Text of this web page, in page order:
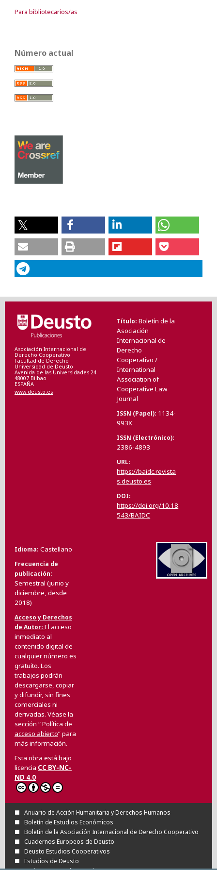
Para bibliotecarios/as
Número actual
Asociación Internacional de
Derecho Cooperativo
Facultad de Derecho
Universidad de Deusto
Avenida de las Universidades 24
48007 Bilbao
ESPAÑA
www.deusto.es
Título Boletín de la
Asociación
Internacional de
Derecho
Cooperativo /
International
Association of
Cooperative Law
Journal
ISSN (Papel) 1134-
993X
ISSN (Electrónico)
2386-4893
URL
https://baidc.revista
s.deusto.es
DOI
https://doi.org/10.18
543/BAIDC
Idioma Castellano
Frecuencia de
publicación
Semestral (junio y
diciembre, desde
2018)
Acceso y Derechos
de Autor El acceso
inmediato al
contenido digital de
cualquier número es
gratuito. Los
trabajos podrán
descargarse, copiar
y difundir, sin fines
comerciales ni
derivadas. Véase la
sección “Política de
acceso abierto” para
más información.
Esta obra está bajo
licencia CC BY-NC-
ND 4.0
Anuario de Acción Humanitaria y Derechos Humanos
Boletín de Estudios Económicos
Boletín de la Asociación Internacional de Derecho Cooperativo
Cuadernos Europeos de Deusto
Deusto Estudios Cooperativos
Estudios de Deusto